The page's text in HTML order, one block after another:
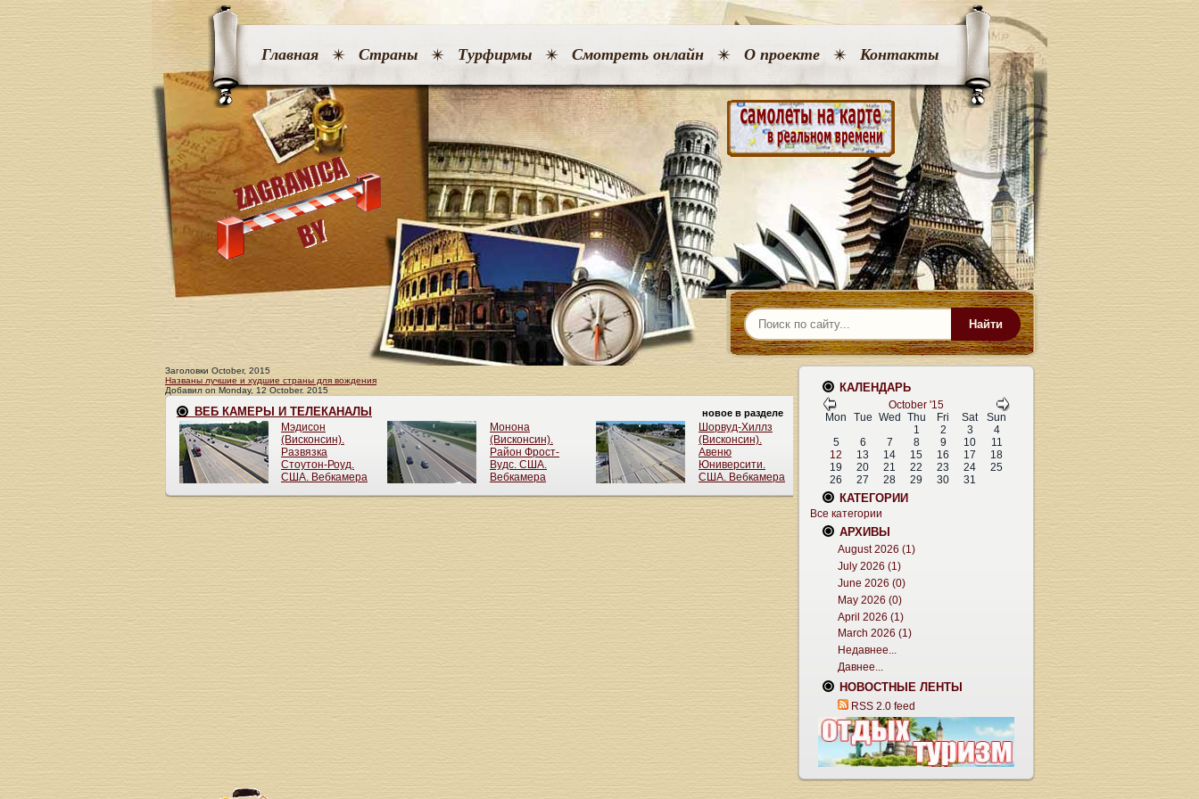
Главная Страны Турфирмы Смотреть онлайн О проекте Контакты
Найти
Заголовки October, 2015
Названы лучшие и худшие страны для вождения
Добавил on Monday, 12 October. 2015 КАЛЕНДАРЬ
October '15
Mon
Tue Wed Thu Fri Sat
Sun
1
2 3
4
5
6 7 8 9 10
11
12
13 14 15 16 17
18
19
20 21 22 23 24
25
26
27 28 29 30 31
КАТЕГОРИИ
Все категории
АРХИВЫ
August 2026 (1)
July 2026 (1)
June 2026 (0)
May 2026 (0)
April 2026 (1)
March 2026 (1)
Недавнее...
Давнее...
НОВОСТНЫЕ ЛЕНТЫ
RSS 2.0 feed